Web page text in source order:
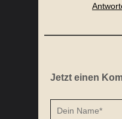
Jetzt einen